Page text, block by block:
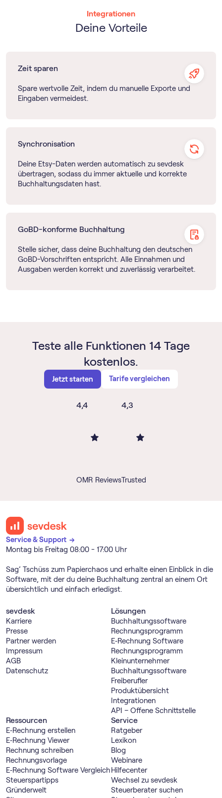
Integrationen
Deine Vorteile
Zeit sparen
Spare wertvolle Zeit, indem du manuelle Exporte und
Eingaben vermeidest.
Synchronisation
Deine Etsy-Daten werden automatisch zu sevdesk
übertragen, sodass du immer aktuelle und korrekte
Buchhaltungsdaten hast.
GoBD-konforme Buchhaltung
Stelle sicher, dass deine Buchhaltung den deutschen
GoBD-Vorschriften entspricht. Alle Einnahmen und
Ausgaben werden korrekt und zuverlässig verarbeitet.
Teste alle Funktionen 14 Tage
kostenlos.
Jetzt starten Tarife vergleichen
4,4
OMR Reviews
4,3
Trusted
Service & Support →
Montag bis Freitag 08:00 - 17:00 Uhr
Sag’ Tschüss zum Papierchaos und erhalte einen Einblick in die
Software, mit der du deine Buchhaltung zentral an einem Ort
übersichtlich und einfach erledigst.
sevdesk
Karriere
Presse
Partner werden
Impressum
AGB
Datenschutz
Lösungen
Buch­haltungs­software
Rechnungs­programm
E‑Rechnung Software
Rechnungs­programm
Kleinunternehmer
Buch­haltungs­software
Freiberufler
Produktübersicht
Integrationen
API – Offene Schnittstelle
Ressourcen
E‑Rechnung erstellen
E‑Rechnung Viewer
Rechnung schreiben
Rechnungsvorlage
E‑Rechnung Software Vergleich
Steuerspartipps
Gründerwelt
Service
Ratgeber
Lexikon
Blog
Webinare
Hilfecenter
Wechsel zu sevdesk
Steuerberater suchen